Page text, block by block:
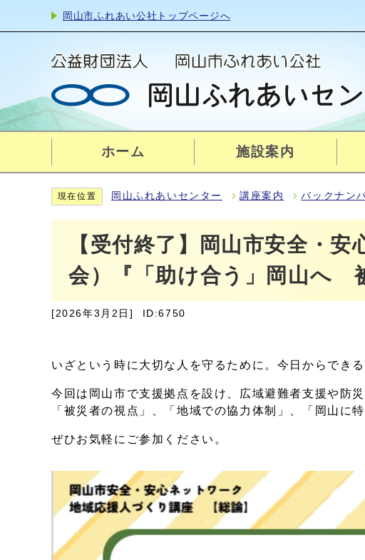
岡山市ふれあい公社トップページへ
ホーム 施設案内
現在位置 岡山ふれあいセンター 講座案内 バックナン
【受付終了】岡山市安全・
会）『「助け合う」岡山へ
[2026年3月2日] ID:6750
いざという時に大切な人を守るために。今日からでき
今回は岡山市で支援拠点を設け、広域避難者支援や防
「被災者の視点」、「地域での協力体制」、「岡山に
ぜひお気軽にご参加ください。